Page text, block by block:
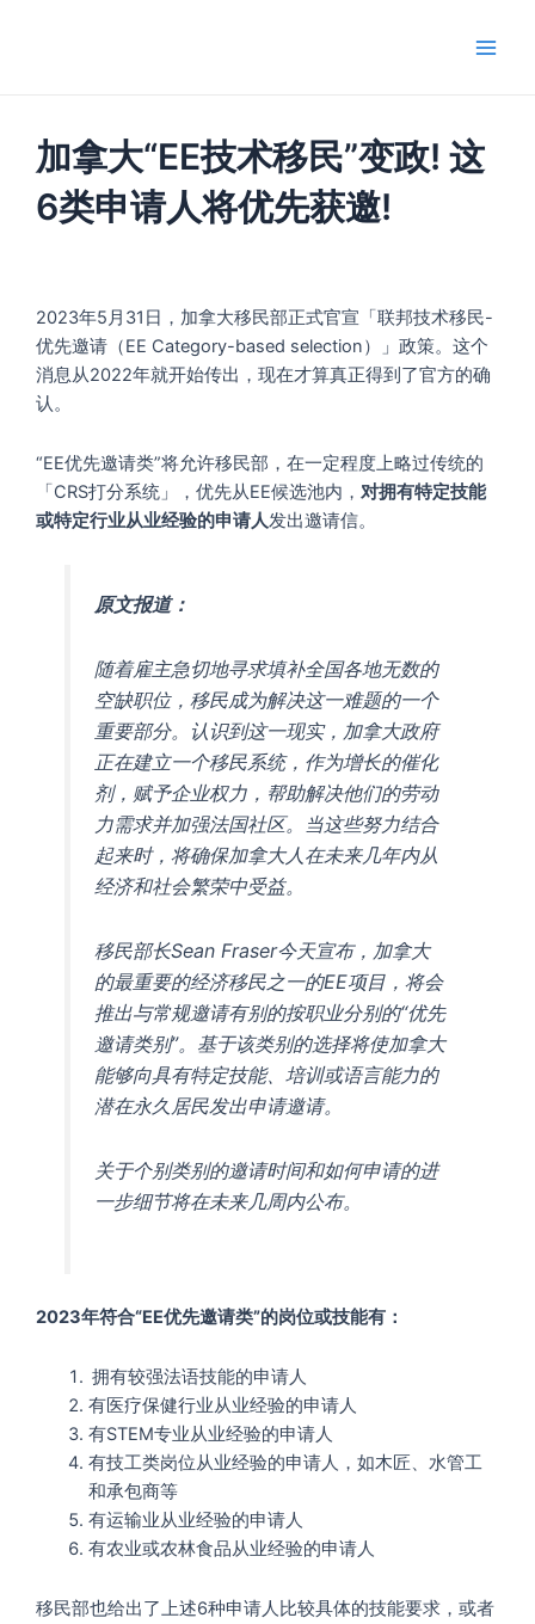
加拿大“EE技术移民”变政! 这
6类申请人将优先获邀!
2023年5月31日，加拿大移民部正式官宣「联邦技术移民-
优先邀请（EE Category-based selection）」政策。这个
消息从2022年就开始传出，现在才算真正得到了官方的确
认。
“EE优先邀请类”将允许移民部，在一定程度上略过传统的
「CRS打分系统」，优先从EE候选池内， 对拥有特定技能
或特定行业从业经验的申请人发出邀请信。
原文报道：
随着雇主急切地寻求填补全国各地无数的
空缺职位，移民成为解决这一难题的一个
重要部分。认识到这一现实，加拿大政府
正在建立一个移民系统，作为增长的催化
剂，赋予企业权力，帮助解决他们的劳动
力需求并加强法国社区。当这些努力结合
起来时，将确保加拿大人在未来几年内从
经济和社会繁荣中受益。
移民部长Sean Fraser今天宣布，加拿大
的最重要的经济移民之一的EE项目，将会
推出与常规邀请有别的按职业分别的“优先
邀请类别”。基于该类别的选择将使加拿大
能够向具有特定技能、培训或语言能力的
潜在永久居民发出申请邀请。
关于个别类别的邀请时间和如何申请的进
一步细节将在未来几周内公布。
2023年符合“EE优先邀请类”的岗位或技能有：
拥有较强法语技能的申请人
有医疗保健行业从业经验的申请人
有STEM专业从业经验的申请人
有技工类岗位从业经验的申请人，如木匠、水管工
和承包商等
有运输业从业经验的申请人
有农业或农林食品从业经验的申请人
移民部也给出了上述6种申请人比较具体的技能要求，或者